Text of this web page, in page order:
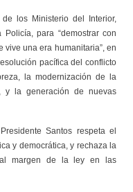
los Ministerio del Interior,
para “demostrar con
una era humanitaria”, en
pacífica del conflicto
la modernización de la
y la generación de nuevas
Santos respeta el
y democrática, y rechaza la
al margen de la ley en las